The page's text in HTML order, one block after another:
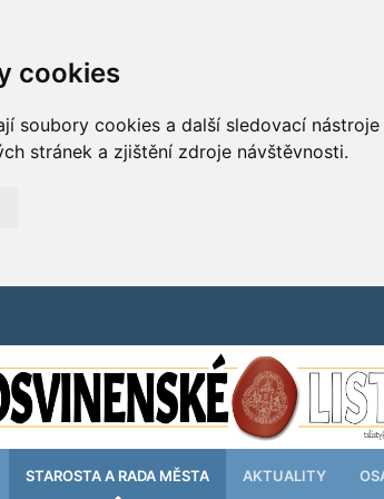
cookies
soubory cookies a další sledovací
stránek a zjištění zdroje návštěvnosti.
STAROSTA A RADA MĚSTA AKTUALITY